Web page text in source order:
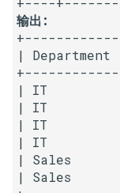
33. 二叉搜索树的
列
34. 二叉树中和为
径
35. 复杂链表的复制
36. 二叉搜索树与
30. 插入、删除和
是 O(1) 的容器
31. 最近最少使用缓
32. 有效的变位词
33. 变位词组
4.12. 求和路径
5.1. 插入
5.2. 二进制数转字
5.3. 翻转数位
5.4. 下一个数
输出:
|
| IT         |
| IT         |
| IT         |
| IT         |
| Sales
| Sales